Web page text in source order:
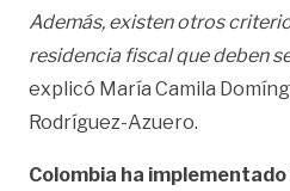
Además, existen otros
residencia fiscal que deben
explicó María Camila
Rodríguez-Azuero.
Colombia ha